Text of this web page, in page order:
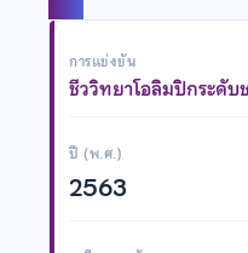
การแข่งขัน
ชีววิทยาโอลิมปิกระดับ
ปี (พ.ศ.)
2563